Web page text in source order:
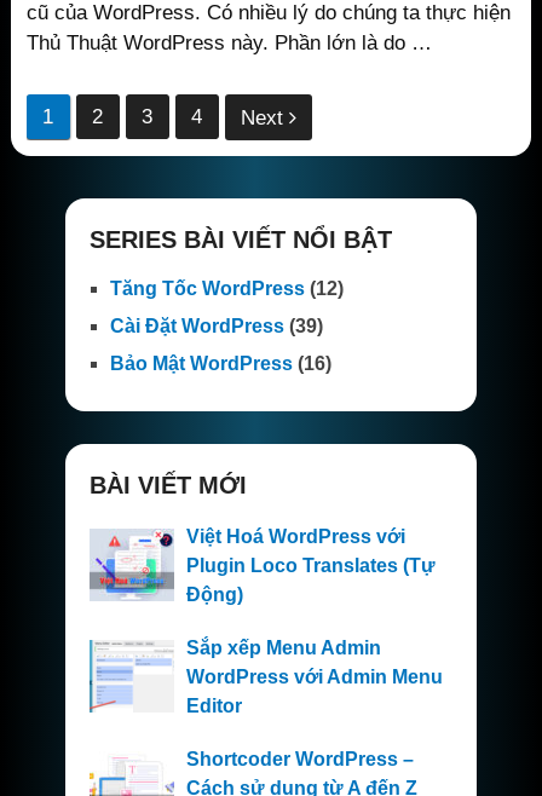
cũ của WordPress. Có nhiều lý do chúng ta thực hiện
Thủ Thuật WordPress này. Phần lớn là do …
Phân
trang
1 2 3 4 Next
SERIES BÀI VIẾT NỔI BẬT
Tăng Tốc WordPress(12)
Cài Đặt WordPress(39)
Bảo Mật WordPress(16)
BÀI VIẾT MỚI
Việt Hoá WordPress với
Plugin Loco Translates (Tự
Động)
Sắp xếp Menu Admin
WordPress với Admin Menu
Editor
Shortcoder WordPress –
Cách sử dụng từ A đến Z